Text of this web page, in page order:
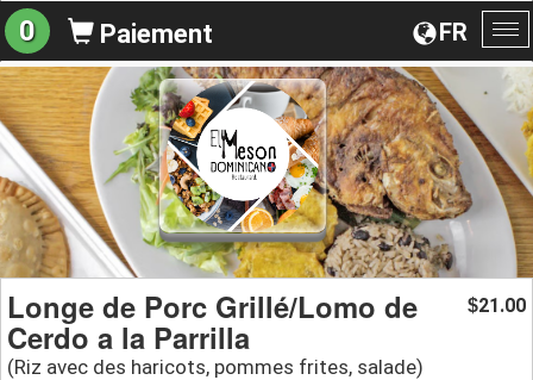
la
FR
0 Paiement
Longe de Porc Grillé/Lomo de
Cerdo a la Parrilla
(Riz avec des haricots, pommes frites, salade)
$21.00